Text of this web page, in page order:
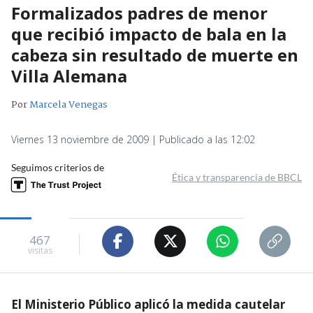
Formalizados padres de menor
que recibió impacto de bala en la
cabeza sin resultado de muerte en
Villa Alemana
PorMarcela Venegas
Viernes 13 noviembre de 2009 | Publicado a las 12:02
Seguimos criterios de
Ética y transparencia de BBCL
467
visitas
El Ministerio Público aplicó la medida cautelar